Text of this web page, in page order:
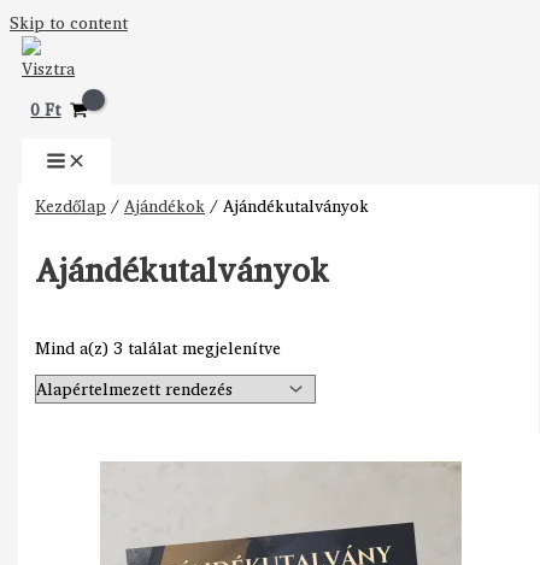
Skip to content
0Ft
Kezdőlap /Ajándékok/ Ajándékutalványok
Ajándékutalványok
Mind a(z) 3 találat megjelenítve